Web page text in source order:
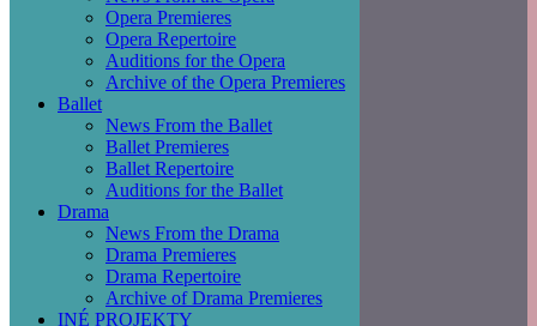
Opera Premieres
Opera Repertoire
Auditions for the Opera
Archive of the Opera Premieres
Ballet
News From the Ballet
Ballet Premieres
Ballet Repertoire
Auditions for the Ballet
Drama
News From the Drama
Drama Premieres
Drama Repertoire
Archive of Drama Premieres
INÉ PROJEKTY